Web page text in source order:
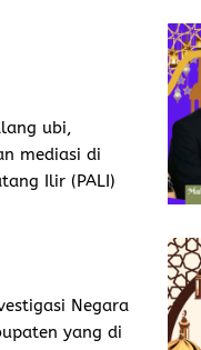
ubi,
mediasi di
Ilir (PALI)
Negara
yang di